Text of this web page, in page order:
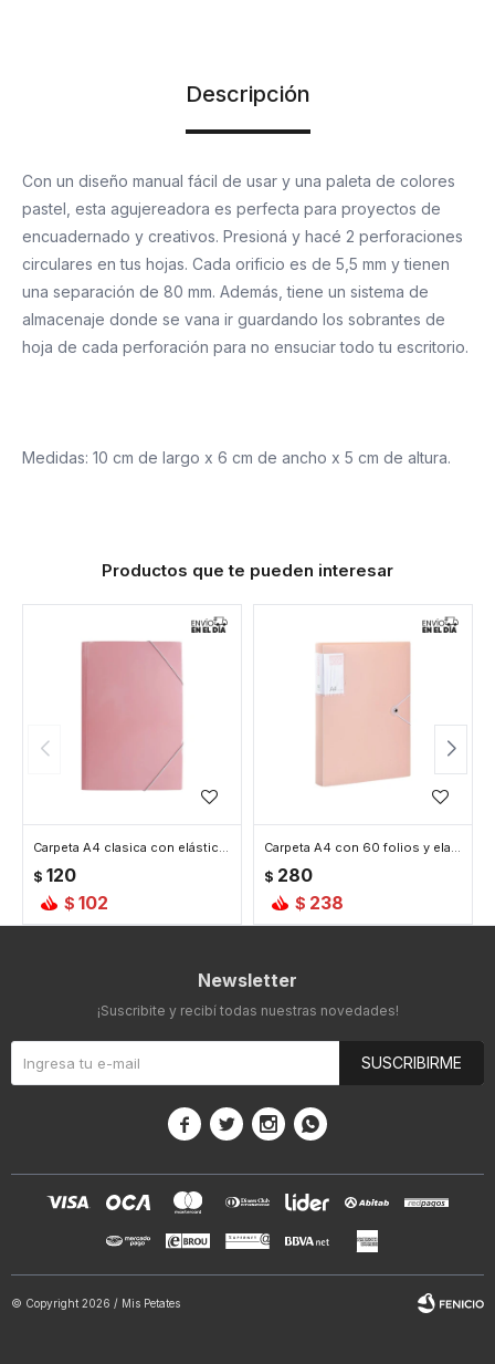
Descripción
Con un diseño manual fácil de usar y una paleta de colores
pastel, esta agujereadora es perfecta para proyectos de
encuadernado y creativos. Presioná y hacé 2 perforaciones
circulares en tus hojas. Cada orificio es de 5,5 mm y tienen
una separación de 80 mm. Además, tiene un sistema de
almacenaje donde se vana ir guardando los sobrantes de
hoja de cada perforación para no ensuciar todo tu escritorio.
Medidas: 10 cm de largo x 6 cm de ancho x 5 cm de altura.
Productos que te pueden interesar
Carpeta A4 clasica con elástico 36x25cm - Rosado
$ 120
$ 102
Carpeta A4 con 60 folios y elastico - Rosado
$ 280
$ 238
Newsletter
¡Suscribite y recibí todas nuestras novedades!
SUSCRIBIRME
   
© Copyright 2026 / Mis Petates